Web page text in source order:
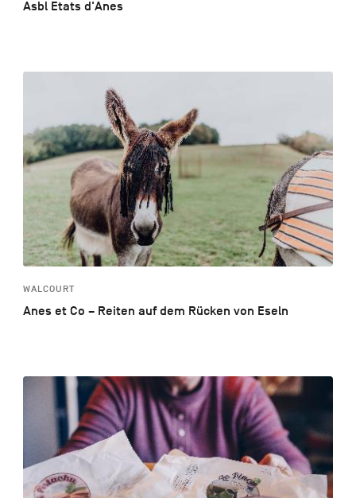
Asbl Etats d'Anes
WALCOURT
Anes et Co – Reiten auf dem Rücken von Eseln